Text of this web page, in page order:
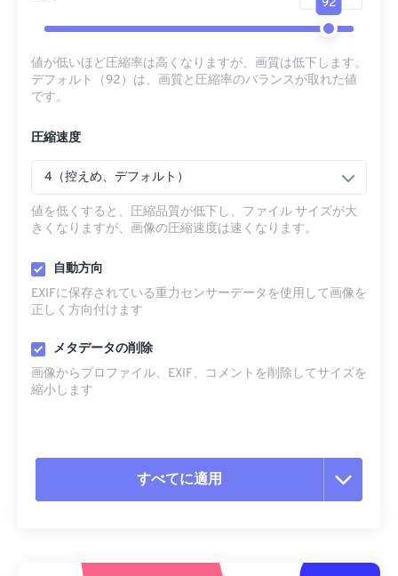
値が低いほど圧縮率は高くなりますが、画質は低下します。
デフォルト（92）は、画質と圧縮率のバランスが取れた値
です。
圧縮速度
4（控えめ、デフォルト）
値を低くすると、圧縮品質が低下し、ファイル サイズが大
きくなりますが、画像の圧縮速度は速くなります。
自動方向
EXIFに保存されている重力センサーデータを使用して画像を
正しく方向付けます
メタデータの削除
画像からプロファイル、EXIF、コメントを削除してサイズを
縮小します
すべてに適用
プリセットから適用